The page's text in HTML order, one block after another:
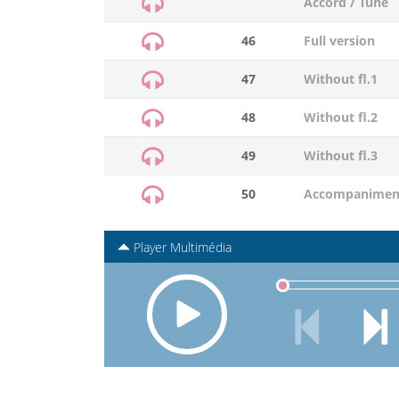
46 Full version
47 Without fl.1
48 Without fl.2
49 Without fl.3
50
Player Multimédia